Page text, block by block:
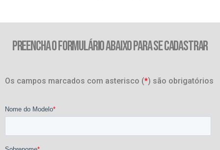
PREENCHA O FORMULÁRIO ABAIXO PARA SE CADASTRAR
Os campos marcados com asterisco (*) são obrigatórios